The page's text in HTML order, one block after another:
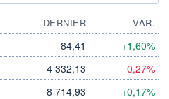
+ PORTEFEUILLE + LISTE
DERNIER
VAR.
84,41 +1,60%
4 332,13 -0,27%
8 714,93 +0,17%